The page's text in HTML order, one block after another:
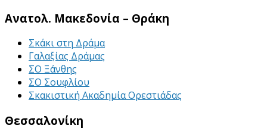
Ανατολ. Μακεδονία – Θράκη
Σκάκι στη Δράμα
Γαλαξίας Δράμας
ΣΟ Ξάνθης
ΣΟ Σουφλίου
Σκακιστική Ακαδημία Ορεστιάδας
Θεσσαλονίκη